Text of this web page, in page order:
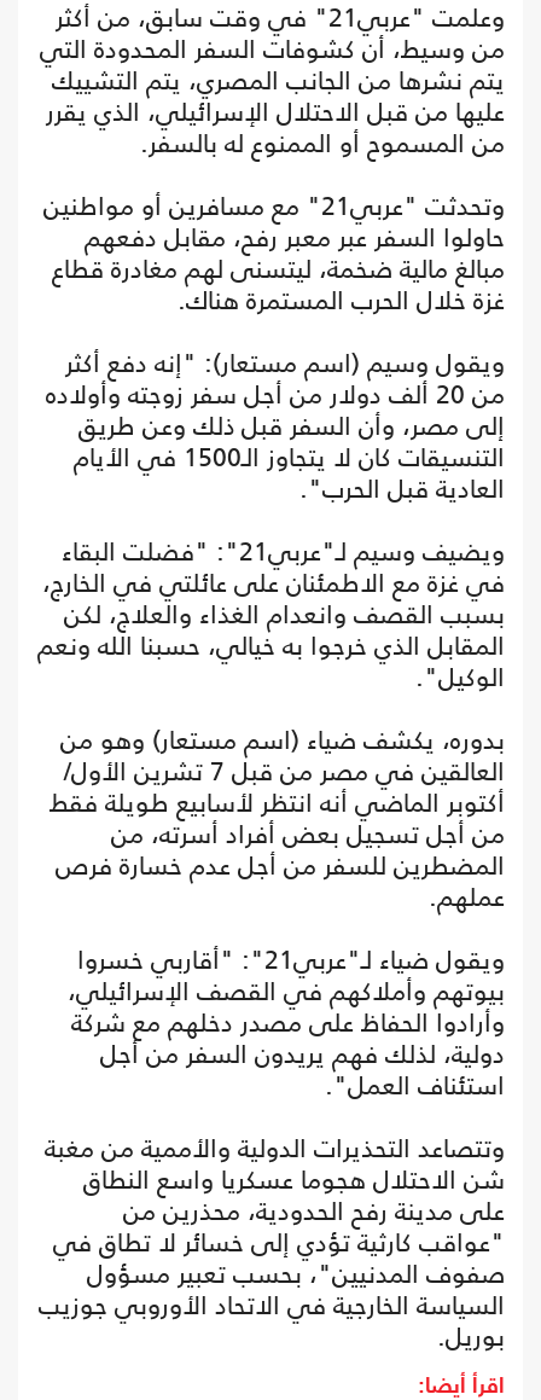
وعلمت "عربي21" في وقت سابق، من أكثر
من وسيط، أن كشوفات السفر المحدودة التي
يتم نشرها من الجانب المصري، يتم التشييك
عليها من قبل الاحتلال الإسرائيلي، الذي يقرر
من المسموح أو الممنوع له بالسفر.
وتحدثت "عربي21" مع مسافرين أو مواطنين
حاولوا السفر عبر معبر رفح، مقابل دفعهم
مبالغ مالية ضخمة، ليتسنى لهم مغادرة قطاع
غزة خلال الحرب المستمرة هناك.
ويقول وسيم (اسم مستعار): "إنه دفع أكثر
من 20 ألف دولار من أجل سفر زوجته وأولاده
إلى مصر، وأن السفر قبل ذلك وعن طريق
التنسيقات كان لا يتجاوز الـ1500 في الأيام
العادية قبل الحرب".
ويضيف وسيم لـ"عربي21": "فضلت البقاء
في غزة مع الاطمئنان على عائلتي في الخارج،
بسبب القصف وانعدام الغذاء والعلاج، لكن
المقابل الذي خرجوا به خيالي، حسبنا الله ونعم
الوكيل".
بدوره، يكشف ضياء (اسم مستعار) وهو من
العالقين في مصر من قبل 7 تشرين الأول/
أكتوبر الماضي أنه انتظر لأسابيع طويلة فقط
من أجل تسجيل بعض أفراد أسرته، من
المضطرين للسفر من أجل عدم خسارة فرص
عملهم.
ويقول ضياء لـ"عربي21": "أقاربي خسروا
بيوتهم وأملاكهم في القصف الإسرائيلي،
وأرادوا الحفاظ على مصدر دخلهم مع شركة
دولية، لذلك فهم يريدون السفر من أجل
استئناف العمل".
وتتصاعد التحذيرات الدولية والأممية من مغبة
شن الاحتلال هجوما عسكريا واسع النطاق
على مدينة رفح الحدودية، محذرين من
"عواقب كارثية تؤدي إلى خسائر لا تطاق في
صفوف المدنيين"، بحسب تعبير مسؤول
السياسة الخارجية في الاتحاد الأوروبي جوزيب
بوريل.
اقرأ أيضا: